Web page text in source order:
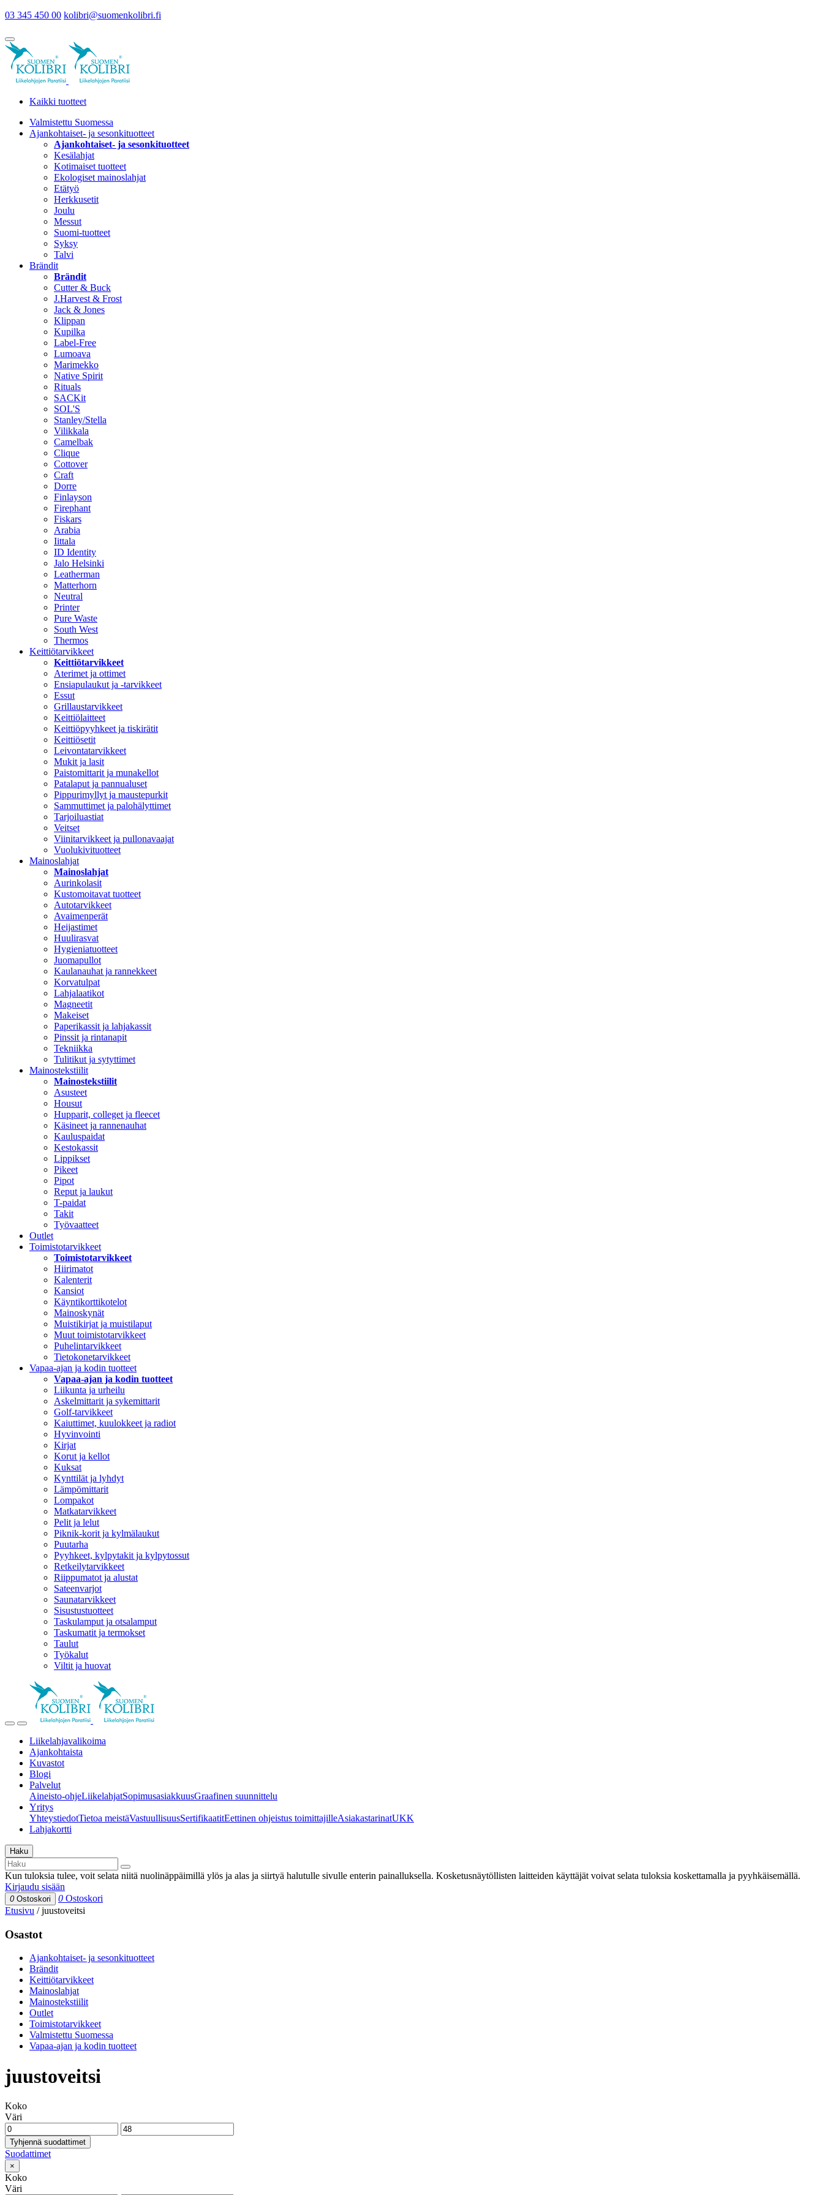
03 345 450 00 kolibri@suomenkolibri.fi
Kaikki tuotteet
Valmistettu Suomessa
Ajankohtaiset- ja sesonkituotteet
Ajankohtaiset- ja sesonkituotteet
Kesälahjat
Kotimaiset tuotteet
Ekologiset mainoslahjat
Etätyö
Herkkusetit
Joulu
Messut
Suomi-tuotteet
Syksy
Talvi
Brändit
Brändit
Cutter & Buck
J.Harvest & Frost
Jack & Jones
Klippan
Kupilka
Label-Free
Lumoava
Marimekko
Native Spirit
Rituals
SACKit
SOL'S
Stanley/Stella
Vilikkala
Camelbak
Clique
Cottover
Craft
Dorre
Finlayson
Firephant
Fiskars
Arabia
Iittala
ID Identity
Jalo Helsinki
Leatherman
Matterhorn
Neutral
Printer
Pure Waste
South West
Thermos
Keittiötarvikkeet
Keittiötarvikkeet
Aterimet ja ottimet
Ensiapulaukut ja -tarvikkeet
Essut
Grillaustarvikkeet
Keittiölaitteet
Keittiöpyyhkeet ja tiskirätit
Keittiösetit
Leivontatarvikkeet
Mukit ja lasit
Paistomittarit ja munakellot
Patalaput ja pannualuset
Pippurimyllyt ja maustepurkit
Sammuttimet ja palohälyttimet
Tarjoiluastiat
Veitset
Viinitarvikkeet ja pullonavaajat
Vuolukivituotteet
Mainoslahjat
Mainoslahjat
Aurinkolasit
Kustomoitavat tuotteet
Autotarvikkeet
Avaimenperät
Heijastimet
Huulirasvat
Hygieniatuotteet
Juomapullot
Kaulanauhat ja rannekkeet
Korvatulpat
Lahjalaatikot
Magneetit
Makeiset
Paperikassit ja lahjakassit
Pinssit ja rintanapit
Tekniikka
Tulitikut ja sytyttimet
Mainostekstiilit
Mainostekstiilit
Asusteet
Housut
Hupparit, colleget ja fleecet
Käsineet ja rannenauhat
Kauluspaidat
Kestokassit
Lippikset
Pikeet
Pipot
Reput ja laukut
T-paidat
Takit
Työvaatteet
Outlet
Toimistotarvikkeet
Toimistotarvikkeet
Hiirimatot
Kalenterit
Kansiot
Käyntikorttikotelot
Mainoskynät
Muistikirjat ja muistilaput
Muut toimistotarvikkeet
Puhelintarvikkeet
Tietokonetarvikkeet
Vapaa-ajan ja kodin tuotteet
Vapaa-ajan ja kodin tuotteet
Liikunta ja urheilu
Askelmittarit ja sykemittarit
Golf-tarvikkeet
Kaiuttimet, kuulokkeet ja radiot
Hyvinvointi
Kirjat
Korut ja kellot
Kuksat
Kynttilät ja lyhdyt
Lämpömittarit
Lompakot
Matkatarvikkeet
Pelit ja lelut
Piknik-korit ja kylmälaukut
Puutarha
Pyyhkeet, kylpytakit ja kylpytossut
Retkeilytarvikkeet
Riippumatot ja alustat
Sateenvarjot
Saunatarvikkeet
Sisustustuotteet
Taskulamput ja otsalamput
Taskumatit ja termokset
Taulut
Työkalut
Viltit ja huovat
Liikelahjavalikoima
Ajankohtaista
Kuvastot
Blogi
Palvelut
Aineisto-ohjeLiikelahjatSopimusasiakkuusGraafinen suunnittelu
Yritys
YhteystiedotTietoa meistäVastuullisuusSertifikaatitEettinen ohjeistus toimittajilleAsiakastarinatUKK
Lahjakortti
Haku
Kun tuloksia tulee, voit selata niitä nuolinäppäimillä ylös ja alas ja siirtyä halutulle sivulle enterin painalluksella. Kosketusnäytöllisten laitteiden käyttäjät voivat selata tuloksia koskettamalla ja pyyhkäisemällä.
Kirjaudu sisään
0 Ostoskori 0 Ostoskori
Etusivu /juustoveitsi
Osastot
Ajankohtaiset- ja sesonkituotteet
Brändit
Keittiötarvikkeet
Mainoslahjat
Mainostekstiilit
Outlet
Toimistotarvikkeet
Valmistettu Suomessa
Vapaa-ajan ja kodin tuotteet
juustoveitsi
Koko
Väri
Tyhjennä suodattimet
Suodattimet
×
Koko
Väri